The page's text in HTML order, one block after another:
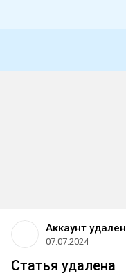
Аккаунт удален
07.07.2024
Статья удалена